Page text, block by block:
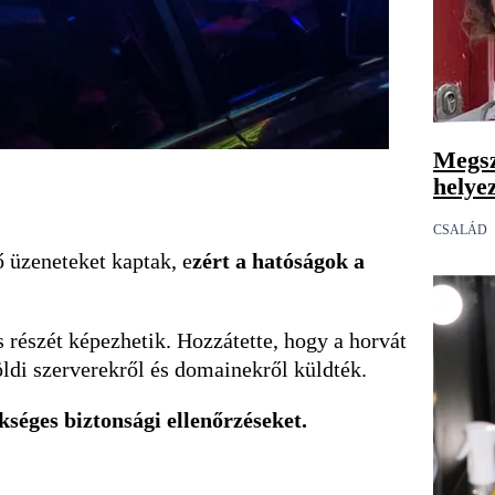
kaptak, ezért a hatóságok a
képezhetik. Hozzátette, hogy a horvát
szerverekről és domainekről küldték.
biztonsági ellenőrzéseket.
CSALÁD